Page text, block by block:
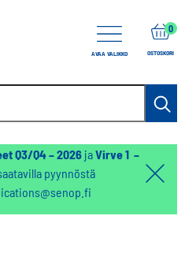
AVAA VALIKKO OSTOSKORI
0items
Q3/Q4 – 2026jaVirve 1 –
pyynnöstä